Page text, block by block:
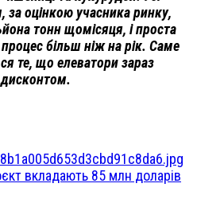
оцінкою учасника ринку,
тонн щомісяця, і проста
більш ніж на рік. Саме
те, що елеватори зараз
вкладають 85 млн доларів